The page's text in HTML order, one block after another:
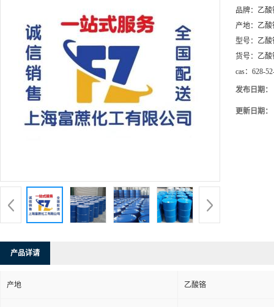
品牌： 乙酸
产地： 乙酸
型号： 乙酸
货号： 乙酸
cas： 628-
发布日期：
更新日期：
产品详请
产地 乙酸铬